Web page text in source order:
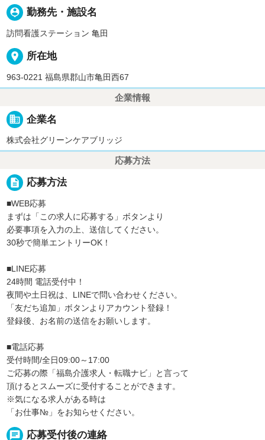
person_pin 勤務先・施設名
訪問看護ステーション 亀田
place 所在地
963-0221 福島県郡山市亀田西67
企業情報
business 企業名
株式会社グリーンケアブリッジ
応募方法
description 応募方法
■WEB応募
まずは「この求人に応募する」ボタンより
必要事項を入力の上、送信してください。
30秒で簡単エントリーOK！
■LINE応募
24時間 電話受付中！
夜間や土日祝は、LINEで問い合わせください。
「友だち追加」ボタンよりアカウント登録！
登録後、お名前の送信をお願いします。
■電話応募
受付時間/全日09:00～17:00
ご応募の際「福島介護求人・転職ナビ」と言って
頂けるとスムーズに受付することができます。
※気になる求人がある時は
「お仕事№」をお知らせください。
chat 応募受付後の連絡